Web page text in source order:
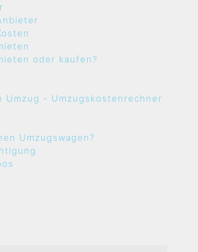
oder kaufen?
Umzug - Umzugskostenrechner
Umzugswagen?